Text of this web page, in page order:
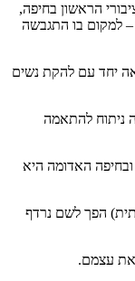
הראשון בחיפה,
– למקום בו התגבשה
יחד עם להקת נשים
ניתוח להתאמה
האדומה היא
הפך לשם נרדף
את עצמם.